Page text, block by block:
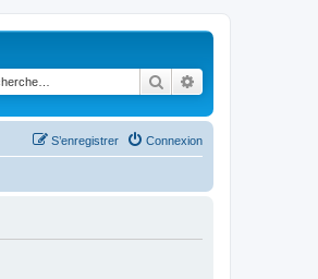
Rechercher
Connexion
S’enregistrer